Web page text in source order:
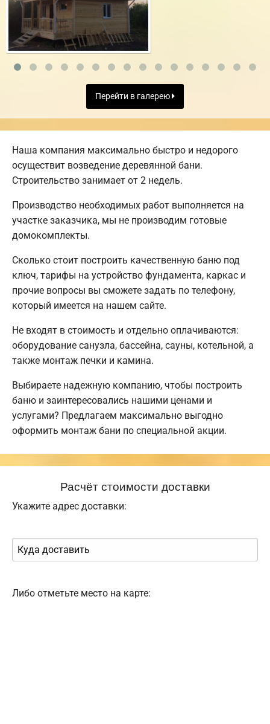
Перейти в галерею
Наша компания максимально быстро и недорого
осуществит возведение деревянной бани.
Строительство занимает от 2 недель.
Производство необходимых работ выполняется на
участке заказчика, мы не производим готовые
домокомплекты.
Сколько стоит построить качественную баню под
ключ, тарифы на устройство фундамента, каркас и
прочие вопросы вы сможете задать по телефону,
который имеется на нашем сайте.
Не входят в стоимость и отдельно оплачиваются:
оборудование санузла, бассейна, сауны, котельной, а
также монтаж печки и камина.
Выбираете надежную компанию, чтобы построить
баню и заинтересовались нашими ценами и
услугами? Предлагаем максимально выгодно
оформить монтаж бани по специальной акции.
Расчёт стоимости доставки
Укажите адрес доставки:
Либо отметьте место на карте: